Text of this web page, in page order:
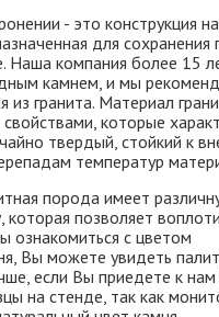
- это конструкция
для сохранения
Наша компания более 15
камнем, и мы
из гранита. Материал
которые
твердый, стойкий к
температур
порода имеет
которая позволяет
ознакомиться с цветом
Вы можете увидеть
если Вы приедете к
на стенде, так как